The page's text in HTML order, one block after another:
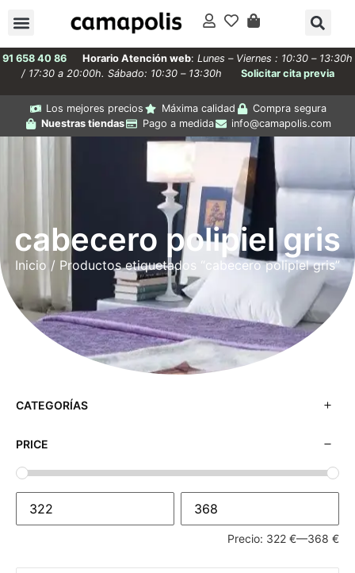
91 658 40 86 Horario Atención web: Lunes – Viernes : 10:30 – 13:30h
/ 17:30 a 20:00h. Sábado: 10:30 – 13:30h
Solicitar cita previa
Los mejores precios Máxima calidad
Compra segura
Nuestras tiendas
Pago a medida info@camapolis.com
cabecero polipiel gris
Inicio / Productos etiquetados “cabecero polipiel gris”
CATEGORÍAS
PRICE
Precio: 322 €—368 €